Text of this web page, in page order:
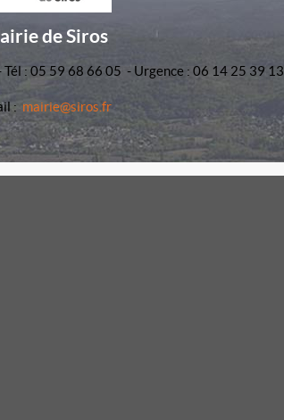
de Siros
: 05 59 68 66 05 - Urgence : 06 14 25 39 13
: mairie@siros.fr